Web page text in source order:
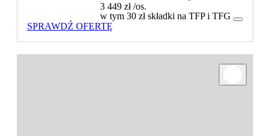
3 449 zł/os.
w tym 30 zł składki na TFP i TFG
SPRAWDŹ OFERTĘ